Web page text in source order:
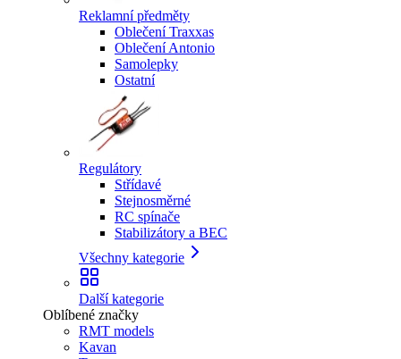
Reklamní předměty
Oblečení Traxxas
Oblečení Antonio
Samolepky
Ostatní
Regulátory
Střídavé
Stejnosměrné
RC spínače
Stabilizátory a BEC
Všechny kategorie
Další kategorie
Oblíbené značky
RMT models
Kavan